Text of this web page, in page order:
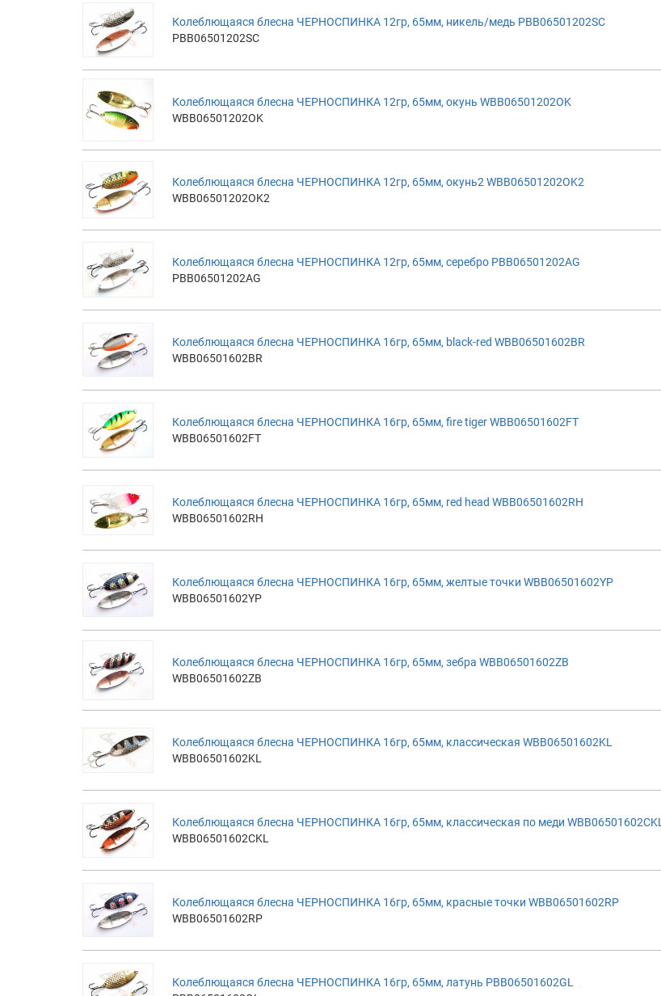
Колеблющаяся блесна ЧЕРНОСПИНКА 12гр, 65мм, никель/медь PBB06501202SC
PBB06501202SC
Колеблющаяся блесна ЧЕРНОСПИНКА 12гр, 65мм, окунь WBB06501202OK
WBB06501202OK
Колеблющаяся блесна ЧЕРНОСПИНКА 12гр, 65мм, окунь2 WBB06501202OK2
WBB06501202OK2
Колеблющаяся блесна ЧЕРНОСПИНКА 12гр, 65мм, серебро PBB06501202AG
PBB06501202AG
Колеблющаяся блесна ЧЕРНОСПИНКА 16гр, 65мм, black-red WBB06501602BR
WBB06501602BR
Колеблющаяся блесна ЧЕРНОСПИНКА 16гр, 65мм, fire tiger WBB06501602FT
WBB06501602FT
Колеблющаяся блесна ЧЕРНОСПИНКА 16гр, 65мм, red head WBB06501602RH
WBB06501602RH
Колеблющаяся блесна ЧЕРНОСПИНКА 16гр, 65мм, желтые точки WBB06501602YP
WBB06501602YP
Колеблющаяся блесна ЧЕРНОСПИНКА 16гр, 65мм, зебра WBB06501602ZB
WBB06501602ZB
Колеблющаяся блесна ЧЕРНОСПИНКА 16гр, 65мм, классическая WBB06501602KL
WBB06501602KL
Колеблющаяся блесна ЧЕРНОСПИНКА 16гр, 65мм, классическая по меди WBB06501602CKL
WBB06501602CKL
Колеблющаяся блесна ЧЕРНОСПИНКА 16гр, 65мм, красные точки WBB06501602RP
WBB06501602RP
Колеблющаяся блесна ЧЕРНОСПИНКА 16гр, 65мм, латунь PBB06501602GL